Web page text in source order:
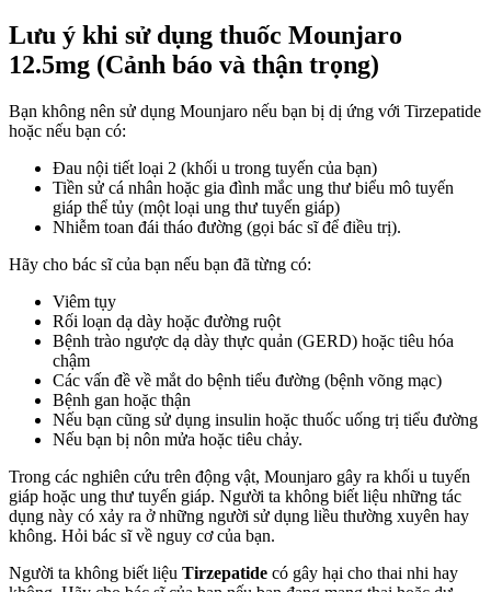
Lưu ý khi sử dụng thuốc Mounjaro
12.5mg (Cảnh báo và thận trọng)
Bạn không nên sử dụng Mounjaro nếu bạn bị dị ứng với Tirzepatide
hoặc nếu bạn có:
Đau nội tiết loại 2 (khối u trong tuyến của bạn)
Tiền sử cá nhân hoặc gia đình mắc ung thư biểu mô tuyến
giáp thể tủy (một loại ung thư tuyến giáp)
Nhiễm toan đái tháo đường (gọi bác sĩ để điều trị).
Hãy cho bác sĩ của bạn nếu bạn đã từng có:
Viêm tụy
Rối loạn dạ dày hoặc đường ruột
Bệnh trào ngược dạ dày thực quản (GERD) hoặc tiêu hóa
chậm
Các vấn đề về mắt do bệnh tiểu đường (bệnh võng mạc)
Bệnh gan hoặc thận
Nếu bạn cũng sử dụng insulin hoặc thuốc uống trị tiểu đường
Nếu bạn bị nôn mửa hoặc tiêu chảy.
Trong các nghiên cứu trên động vật, Mounjaro gây ra khối u tuyến
giáp hoặc ung thư tuyến giáp. Người ta không biết liệu những tác
dụng này có xảy ra ở những người sử dụng liều thường xuyên hay
không. Hỏi bác sĩ về nguy cơ của bạn.
Người ta không biết liệu Tirzepatide có gây hại cho thai nhi hay